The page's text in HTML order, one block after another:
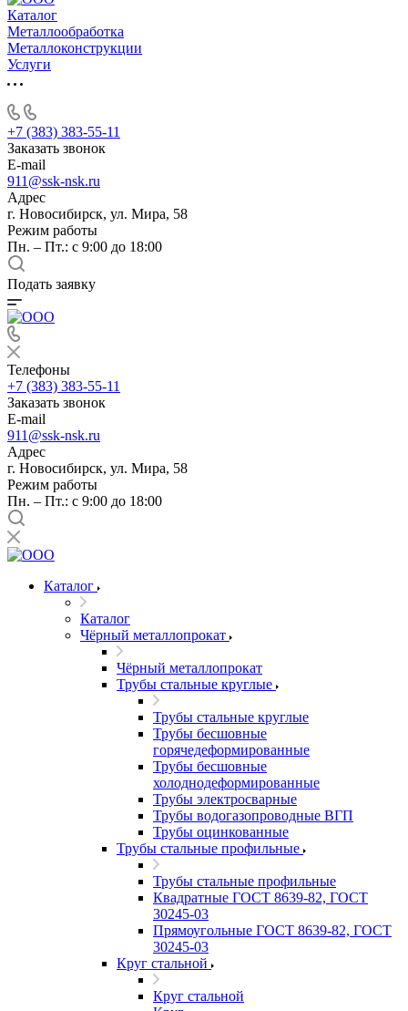
Каталог
Металлообработка
Металлоконструкции
Услуги
+7 (383) 383-55-11
Заказать звонок
E-mail
911@ssk-nsk.ru
Адрес
г. Новосибирск, ул. Мира, 58
Режим работы
Пн. – Пт.: с 9:00 до 18:00
Подать заявку
Телефоны
+7 (383) 383-55-11
Заказать звонок
E-mail
911@ssk-nsk.ru
Адрес
г. Новосибирск, ул. Мира, 58
Режим работы
Пн. – Пт.: с 9:00 до 18:00
Каталог
Каталог
Чёрный металлопрокат
Чёрный металлопрокат
Трубы стальные круглые
Трубы стальные круглые
Трубы бесшовные
горячедеформированные
Трубы бесшовные
холоднодеформированные
Трубы электросварные
Трубы водогазопроводные ВГП
Трубы оцинкованные
Трубы стальные профильные
Трубы стальные профильные
Квадратные ГОСТ 8639-82, ГОСТ
30245-03
Прямоугольные ГОСТ 8639-82, ГОСТ
30245-03
Круг стальной
Круг стальной